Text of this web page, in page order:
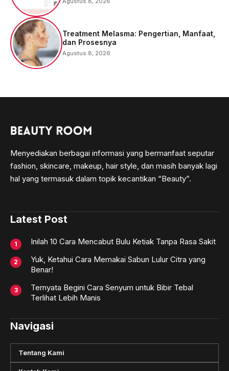
Treatment Melasma: Pengertian, Manfaat,
dan Prosesnya
Agustus 8, 2026
Menyediakan berbagai informasi yang bermanfaat seputar
fashion, skincare, makeup, hair style, dan masih banyak lagi
hal yang termasuk dalam topik kecantikan “Beauty”.
Latest Post
Inilah 10 Cara Mencabut Bulu Ketiak Tanpa Rasa Sakit
Yuk, Ketahui Cara Memakai Sabun Lulur Citra yang
Benar!
Ternyata Begini Cara Senyum untuk Bibir Tebal
Terlihat Lebih Manis
Navigasi
Tentang Kami